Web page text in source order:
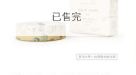
已售完